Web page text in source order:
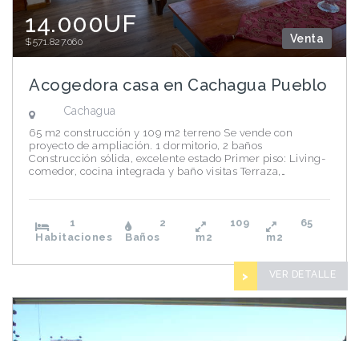
Venta
14.000UF
$571.827.060
Acogedora casa en Cachagua Pueblo
Cachagua
65 m2 construcción y 109 m2 terreno Se vende con
proyecto de ampliación. 1 dormitorio, 2 baños
Construcción sólida, excelente estado Primer piso: Living-
comedor, cocina integrada y baño visitas Terraza,…
1
Habitaciones
2
Baños
109
m2
65
m2
> VER DETALLE